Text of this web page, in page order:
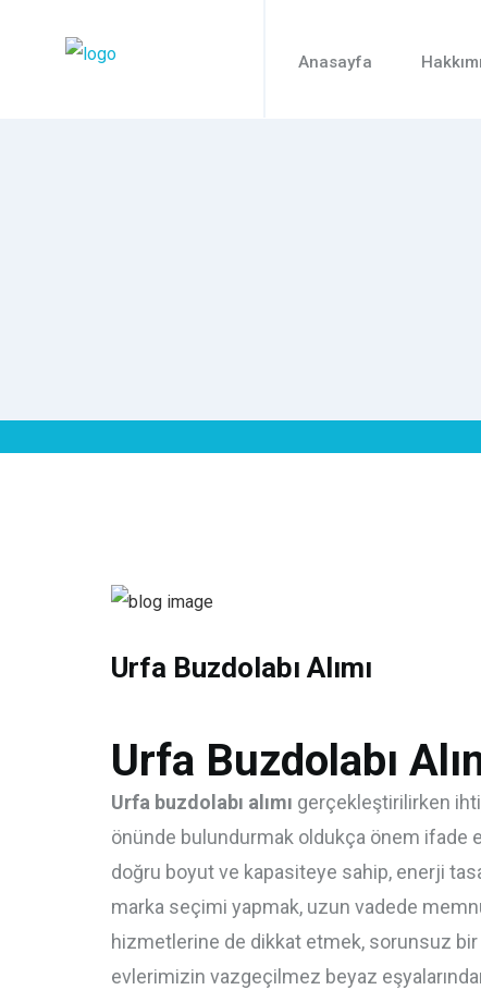
Anasayfa
Urfa Buzdolabı Alımı
Urfa Buzdolabı
Urfa buzdolabı alımı gerçekleştirilirken
önünde bulundurmak oldukça önem ifade
doğru boyut ve kapasiteye sahip, enerji
marka seçimi yapmak, uzun vadede
hizmetlerine de dikkat etmek, sorunsuz bir
evlerimizin vazgeçilmez beyaz